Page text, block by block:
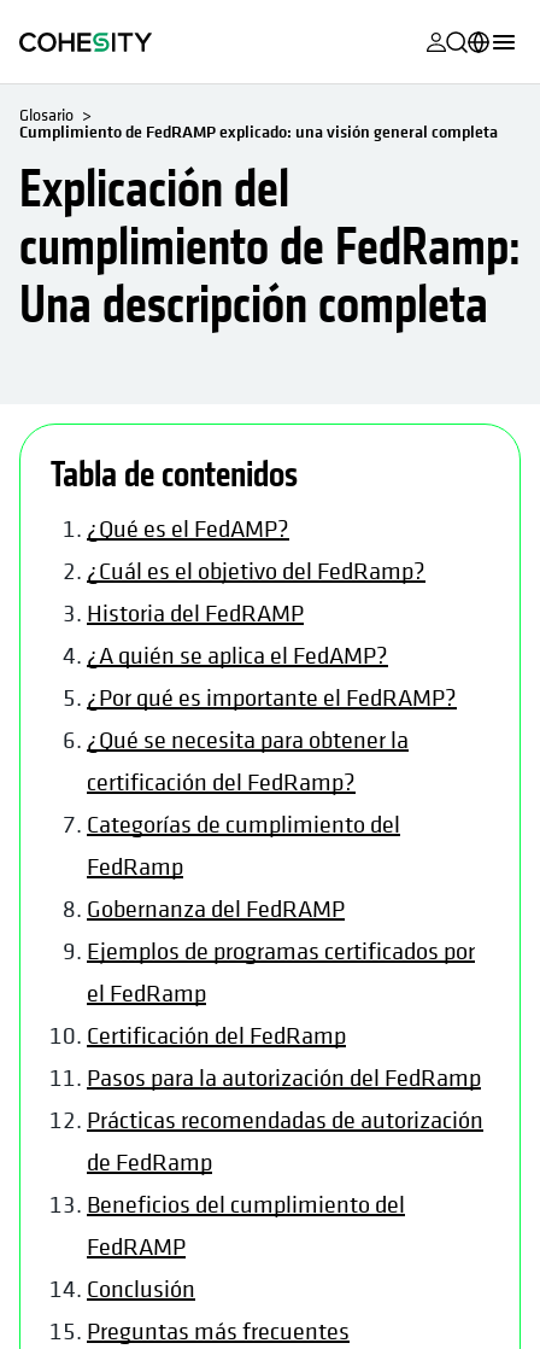
se abre en
Helios
se abre en
se abre en
Asistencia
se abre en
del producto
se abre en
se abre en
Cohesity
Community
se abre en
se abre en
Français (France)
日本語 (Japan)
Korea)
Glosario
Cumplimiento de FedRAMP explicado: una visión general completa
Explicación del
cumplimiento de FedRamp:
Una descripción completa
Tabla de contenidos
¿Qué es el FedAMP?
¿Cuál es el objetivo del FedRamp?
Historia del FedRAMP
¿A quién se aplica el FedAMP?
¿Por qué es importante el FedRAMP?
¿Qué se necesita para obtener la
certificación del FedRamp?
Categorías de cumplimiento del
FedRamp
Gobernanza del FedRAMP
Ejemplos de programas certificados por
el FedRamp
Certificación del FedRamp
Pasos para la autorización del FedRamp
Prácticas recomendadas de autorización
de FedRamp
Beneficios del cumplimiento del
FedRAMP
Conclusión
Preguntas más frecuentes
se abre en una
se abre en una pestaña nueva
se abre en una